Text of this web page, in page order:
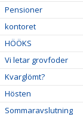
Pensioner
kontoret
HÖÖKS
Vi letar grovfoder
Kvarglömt?
Hösten
Sommaravslutning